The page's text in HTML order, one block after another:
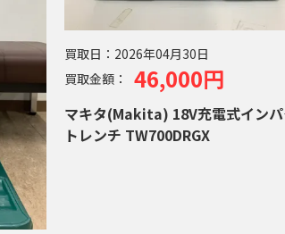
買取日： 2026年04月30日
買取金額：
46,000円
マキタ(Makita) 18V充電式イン
トレンチ TW700DRGX